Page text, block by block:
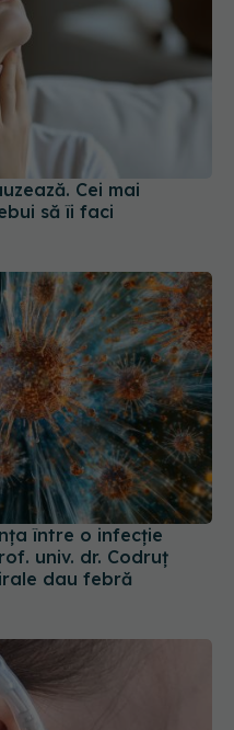
Cei mai
să îi faci
univ. dr. Codruț
dau febră